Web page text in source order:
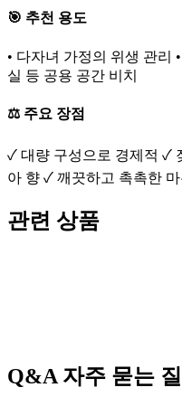
🎯 추천 용도
• 다자녀 가정의 위생 관리
실 등 공용 공간 비치
⚖️ 주요 장점
✓ 대량 구성으로 경제적 ✓
아 향 ✓ 깨끗하고 촉촉한 마
관련 상품
Q&A 자주 묻는